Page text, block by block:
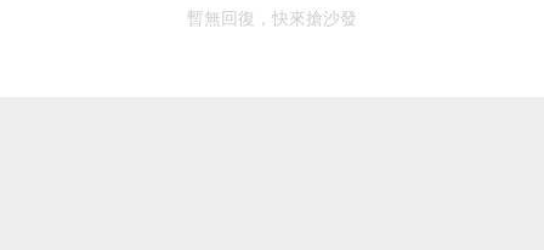
暫無回復，快來搶沙發